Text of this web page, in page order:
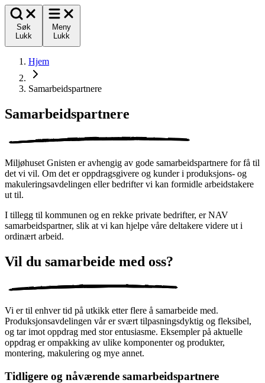
Søk
Lukk
Meny
Lukk
Hjem
Samarbeids­partnere
Samarbeids­partnere
Miljøhuset Gnisten er avhengig av gode samarbeidspartnere for få til
det vi vil. Om det er oppdragsgivere og kunder i produksjons- og
makuleringsavdelingen eller bedrifter vi kan formidle arbeidstakere
ut til.
I tillegg til kommunen og en rekke private bedrifter, er NAV
samarbeidspartner, slik at vi kan hjelpe våre deltakere videre ut i
ordinært arbeid.
Vil du samarbeide med oss?
Vi er til enhver tid på utkikk etter flere å samarbeide med.
Produksjonsavdelingen vår er svært tilpasningsdyktig og fleksibel,
og tar imot oppdrag med stor entusiasme. Eksempler på aktuelle
oppdrag er ompakking av ulike komponenter og produkter,
montering, makulering og mye annet.
Tidligere og nåværende samarbeidspartnere